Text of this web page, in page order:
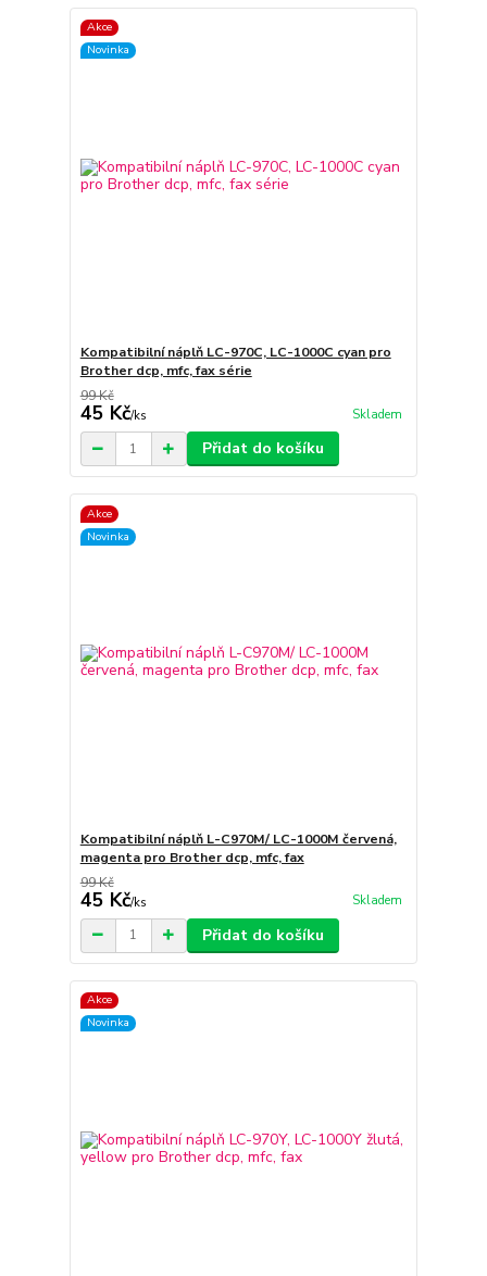
Akce
Novinka
Kompatibilní náplň LC-970C, LC-1000C cyan pro
Brother dcp, mfc, fax série
99 Kč
45 Kč/ks Skladem
Přidat do košíku
Akce
Novinka
Kompatibilní náplň L-C970M/ LC-1000M červená,
magenta pro Brother dcp, mfc, fax
99 Kč
45 Kč/ks Skladem
Přidat do košíku
Akce
Novinka